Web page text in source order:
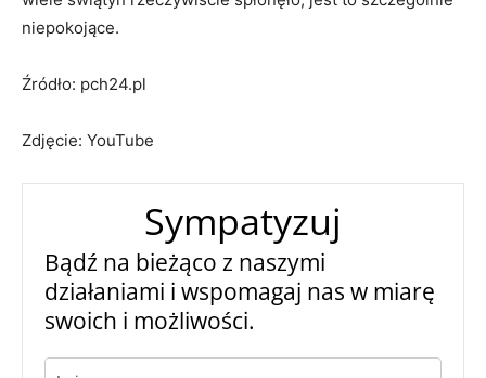
niepokojące.
Źródło: pch24.pl
Zdjęcie: YouTube
Sympatyzuj
Bądź na bieżąco z naszymi
działaniami i wspomagaj nas w miarę
swoich i możliwości.